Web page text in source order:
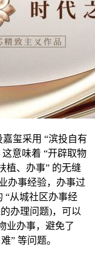
玺采用 “滨投自有
意味着 “开辟取物
植、办事” 的无缝
办事经验，办事过
“从城社区办事经
办理问题)，可以
业办事，避免了
” 等问题。